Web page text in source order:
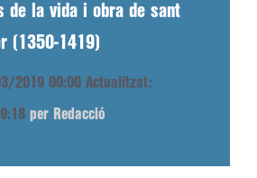
de la vida i obra de sant
(1350-1419)
2019 00:00 Actualitzat:
per Redacció